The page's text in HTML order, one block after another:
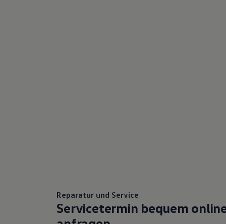
Reparatur und Service
Servicetermin bequem